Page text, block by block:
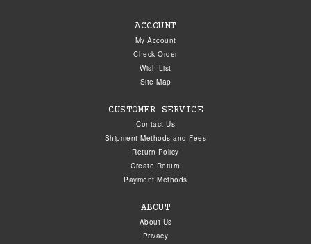
ACCOUNT
My Account
Check Order
Wish List
Site Map
CUSTOMER SERVICE
Contact Us
Shipment Methods and Fees
Return Policy
Create Return
Payment Methods
ABOUT
About Us
Privacy